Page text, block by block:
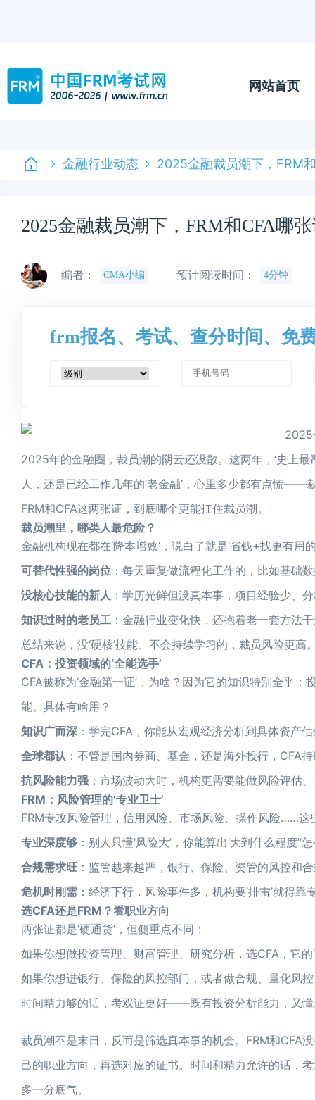
网站首页
金融行业动态 2025金融裁员潮下，FRM
2025金融裁员潮下，FRM和CFA哪
编者： CMA小编 预计阅读时间： 4分钟
frm报名、考试、查分时间、免
2025年的金融圈，裁员潮的阴云还没散。这两年，‘史上最
人，还是已经工作几年的‘老金融’，心里多少都有点慌——
FRM和CFA这两张证，到底哪个更能扛住裁员潮。
裁员潮里，哪类人最危险？
金融机构现在都在‘降本增效’，说白了就是‘省钱+找更有用
可替代性强的岗位 ：每天重复做流程化工作的，比如基础
没核心技能的新人 ：学历光鲜但没真本事，项目经验少、
知识过时的老员工 ：金融行业变化快，还抱着老一套方法
总结来说，没‘硬核’技能、不会持续学习的，裁员风险更高
CFA：投资领域的‘全能选手’
CFA被称为‘金融第一证’，为啥？因为它的知识特别全乎
能。具体有啥用？
知识广而深 ：学完CFA，你能从宏观经济分析到具体资产
全球都认 ：不管是国内券商、基金，还是海外投行，CFA
抗风险能力强 ：市场波动大时，机构更需要能做风险评估
FRM：风险管理的‘专业卫士’
FRM专攻风险管理，信用风险、市场风险、操作风险……
专业深度够 ：别人只懂‘风险大’，你能算出‘大到什么程度
合规需求旺 ：监管越来越严，银行、保险、资管的风控和
危机时刚需 ：经济下行，风险事件多，机构要‘排雷’就得
选CFA还是FRM？看职业方向
两张证都是‘硬通货’，但侧重点不同：
如果你想做投资管理、财富管理、研究分析，选CFA，它的
如果你想进银行、保险的风控部门，或者做合规、量化风控
时间精力够的话，考双证更好——既有投资分析能力，又懂
裁员潮不是末日，反而是筛选真本事的机会。FRM和CFA
己的职业方向，再选对应的证书。时间和精力允许的话
多一分底气。